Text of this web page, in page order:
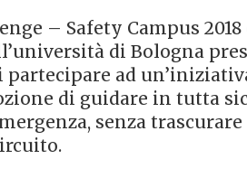
– Safety Campus
di Bologna
partecipare ad
di guidare in tutta
senza